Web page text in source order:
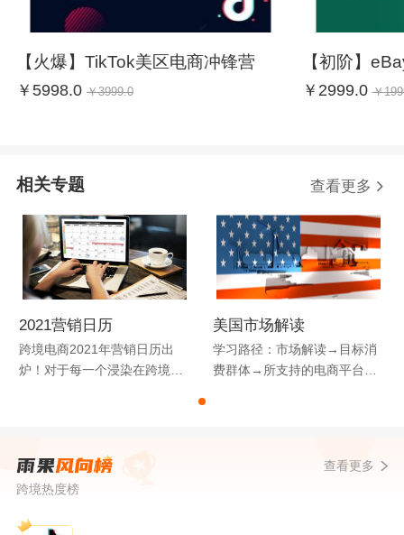
【火爆】TikTok美区电商冲锋营
￥ 5998.0 ￥3999.0
【初阶】
￥ 2999.0 ￥
相关专题 查看更多
2021营销日历
跨境电商2021年营销日历出
炉！对于每一个浸染在跨境电
日、电商备货和运营小技巧提
醒等等，能够帮助跨境电商卖
家轻松梳理营销节点与热点，
助力大家提前策划营销活动。
美国市场解读
学习路径：市场解读→目标消
费群体→所支持的电商平台→
跨境热度榜
查看更多